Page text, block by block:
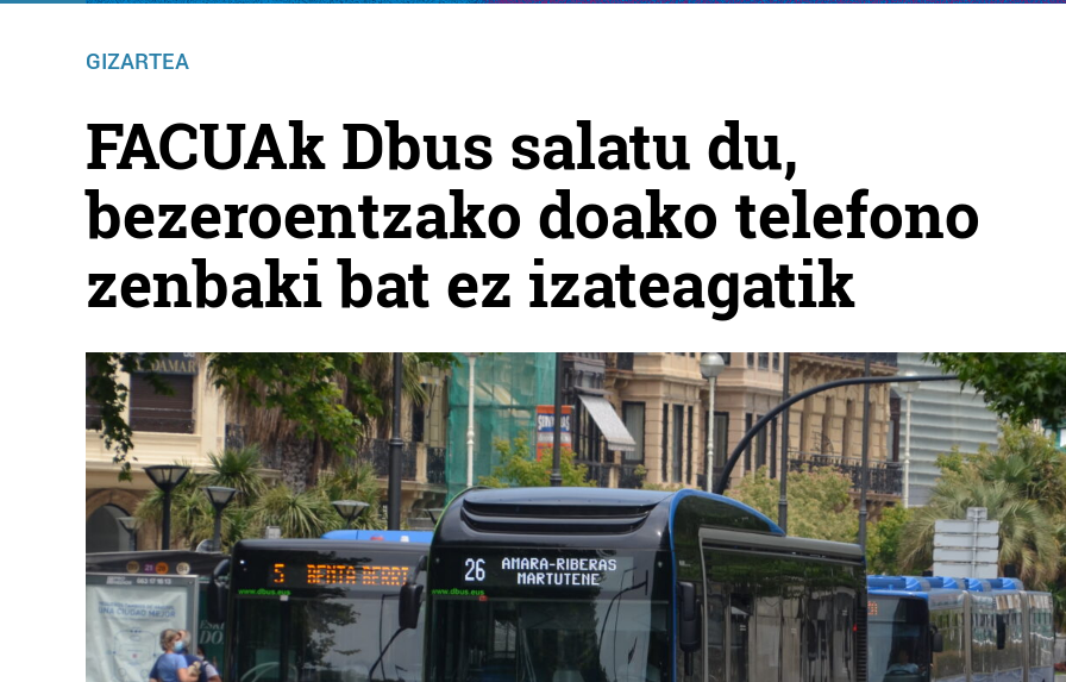
GIZARTEA
FACUAk Dbus salatu du,
bezeroentzako doako telefono
zenbaki bat ez izateagatik